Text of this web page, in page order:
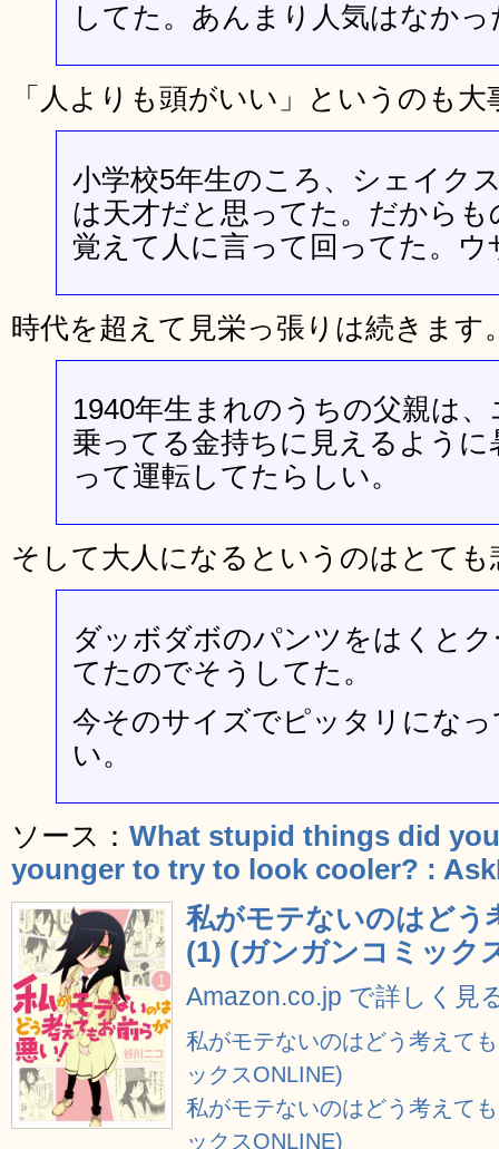
してた。あんまり人気はなかっ
「人よりも頭がいい」というのも
小学校5年生のころ、シェイク
は天才だと思ってた。だから
覚えて人に言って回ってた。
時代を超えて見栄っ張りは続きます
1940年生まれのうちの父親は
乗ってる金持ちに見えるよう
って運転してたらしい。
そして大人になるというのはとて
ダッボダボのパンツをはくと
てたのでそうしてた。
今そのサイズでピッタリにな
い。
ソース： What stupid things did
younger to try to look cooler? :
私がモテないのはどう
(1) (ガンガンコミック
Amazon.co.jp で詳しく見
私がモテないのはどう考えて
ックスONLINE)
私がモテないのはどう考えて
ックスONLINE)